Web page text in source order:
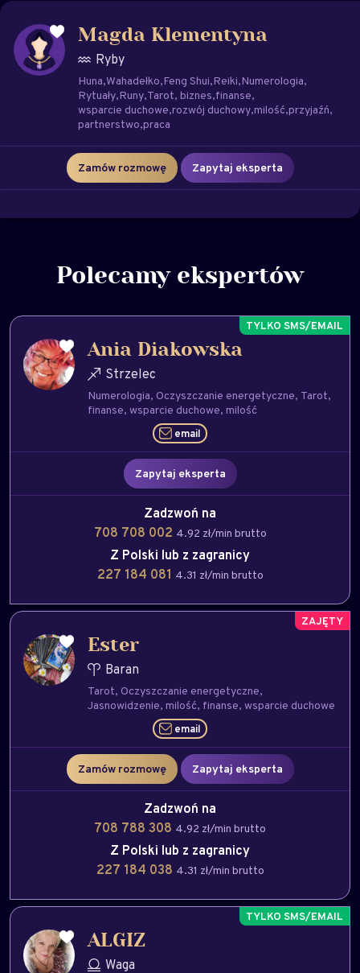
Magda Klementyna
Ryby
Huna Wahadełko Feng Shui Reiki Numerologia
Rytuały Runy Tarot biznes finanse
wsparcie duchowe rozwój duchowy milość przyjaźń
partnerstwo praca
Zamów rozmowę Zapytaj eksperta
Polecamy ekspertów
Ania Diakowska
Strzelec
Numerologia Oczyszczanie energetyczne Tarot
finanse wsparcie duchowe milość
email
Zapytaj eksperta
Zadzwoń na
708 708 002 4.92 zł/min brutto
Z Polski lub z zagranicy
227 184 081 4.31 zł/min brutto
Ester
Baran
Tarot Oczyszczanie energetyczne
Jasnowidzenie milość finanse wsparcie duchowe
email
Zamów rozmowę Zapytaj eksperta
Zadzwoń na
708 788 308 4.92 zł/min brutto
Z Polski lub z zagranicy
227 184 038 4.31 zł/min brutto
ALGIZ
Waga